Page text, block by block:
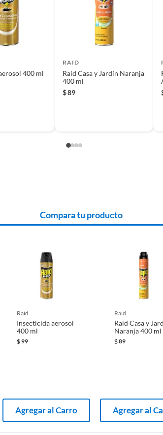
te ayudará a mantener tu hogar y jardín
gran área. Raid Casa y Jardín 400 ml es
protegiendo así a tu familia de
nuestras categorías
400 ml
RAID
Raid Casa y Jardín Naranja
400 ml
$89
Compara tu producto
raid
Insecticida aerosol
400 ml
$99
Agregar al Carro
raid
Raid Casa y
Naranja 400 ml
$89
Agregar al